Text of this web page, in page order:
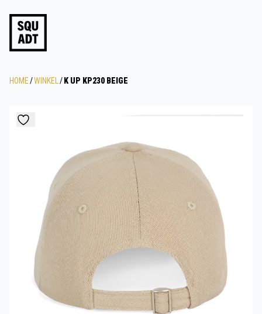
HOME/WINKEL / K UP KP230 BEIGE